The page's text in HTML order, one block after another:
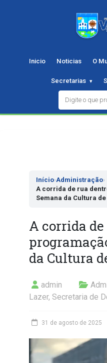
Inicio Noticias O
Secretarias
Início›Administração›
A corrida de rua
Semana da Cultura
A corrida
da Cultura
admin
Lazer, Secretaria de
31 de agosto de 2025